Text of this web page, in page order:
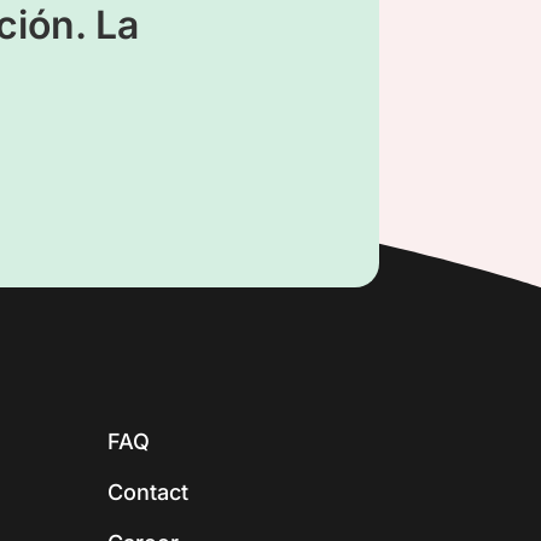
La
FAQ
Contact